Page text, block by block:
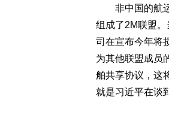
非中国的航运
组成了2M联盟
司在宣布今年将
为其他联盟成员
舶共享协议，这
就是习近平在谈